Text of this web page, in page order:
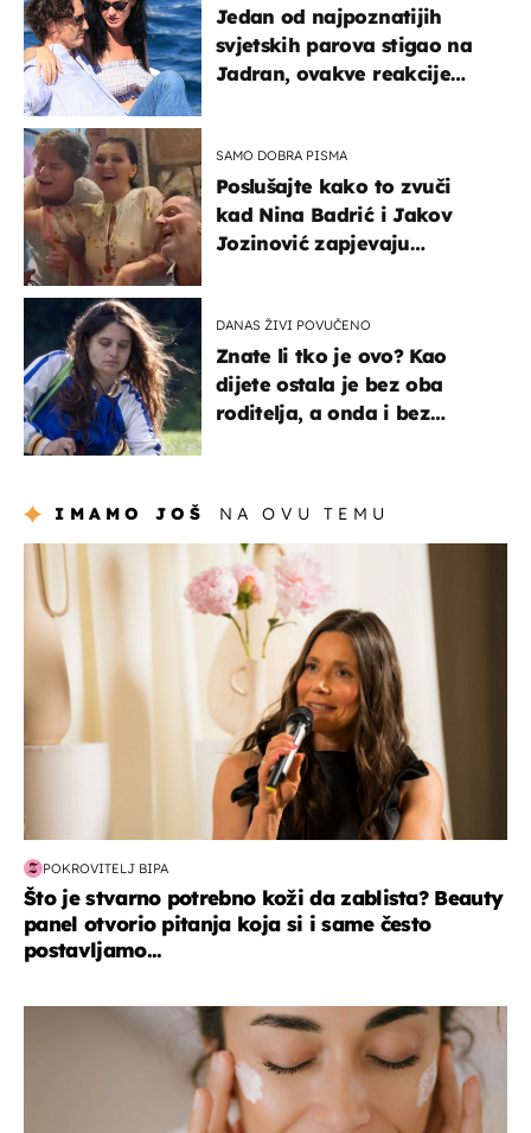
Jedan od najpoznatijih
svjetskih parova stigao na
Jadran, ovakve reakcije
SAMO DOBRA PISMA
Poslušajte kako to zvuči
kad Nina Badrić i Jakov
Jozinović zapjevaju
DANAS ŽIVI POVUČENO
Znate li tko je ovo? Kao
dijete ostala je bez oba
roditelja, a onda i bez
IMAMO JOŠ NA OVU TEMU
moda & ljepota
POKROVITELJ BIPA
Što je stvarno potrebno koži da zablista? Beauty
panel otvorio pitanja koja si i same često
postavljamo...
moda & ljepota